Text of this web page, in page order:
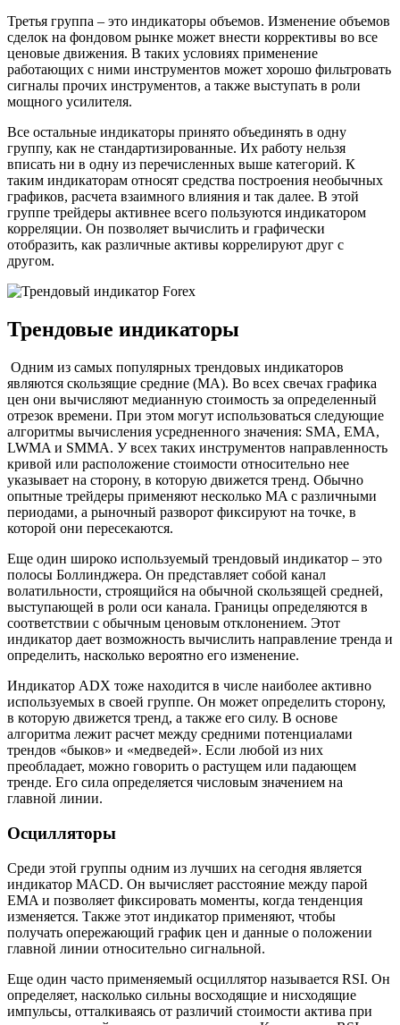
Третья группа – это индикаторы объемов. Изменение объемов
сделок на фондовом рынке может внести коррективы во все
ценовые движения. В таких условиях применение
работающих с ними инструментов может хорошо фильтровать
сигналы прочих инструментов, а также выступать в роли
мощного усилителя.
Все остальные индикаторы принято объединять в одну
группу, как не стандартизированные. Их работу нельзя
вписать ни в одну из перечисленных выше категорий. К
таким индикаторам относят средства построения необычных
графиков, расчета взаимного влияния и так далее. В этой
группе трейдеры активнее всего пользуются индикатором
корреляции. Он позволяет вычислить и графически
отобразить, как различные активы коррелируют друг с
другом.
Трендовые индикаторы
Одним из самых популярных трендовых индикаторов
являются скользящие средние (МА). Во всех свечах графика
цен они вычисляют медианную стоимость за определенный
отрезок времени. При этом могут использоваться следующие
алгоритмы вычисления усредненного значения: SMA, EMA,
LWMA и SMMA. У всех таких инструментов направленность
кривой или расположение стоимости относительно нее
указывает на сторону, в которую движется тренд. Обычно
опытные трейдеры применяют несколько MA с различными
периодами, а рыночный разворот фиксируют на точке, в
которой они пересекаются.
Еще один широко используемый трендовый индикатор – это
полосы Боллинджера. Он представляет собой канал
волатильности, строящийся на обычной скользящей средней,
выступающей в роли оси канала. Границы определяются в
соответствии с обычным ценовым отклонением. Этот
индикатор дает возможность вычислить направление тренда и
определить, насколько вероятно его изменение.
Индикатор ADX тоже находится в числе наиболее активно
используемых в своей группе. Он может определить сторону,
в которую движется тренд, а также его силу. В основе
алгоритма лежит расчет между средними потенциалами
трендов «быков» и «медведей». Если любой из них
преобладает, можно говорить о растущем или падающем
тренде. Его сила определяется числовым значением на
главной линии.
Осцилляторы
Среди этой группы одним из лучших на сегодня является
индикатор MACD. Он вычисляет расстояние между парой
EMA и позволяет фиксировать моменты, когда тенденция
изменяется. Также этот индикатор применяют, чтобы
получать опережающий график цен и данные о положении
главной линии относительно сигнальной.
Еще один часто применяемый осциллятор называется RSI. Он
определяет, насколько сильны восходящие и нисходящие
импульсы, отталкиваясь от различий стоимости актива при